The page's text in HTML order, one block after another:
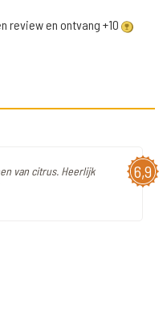
review en ontvang +10
6,9
van citrus. Heerlijk